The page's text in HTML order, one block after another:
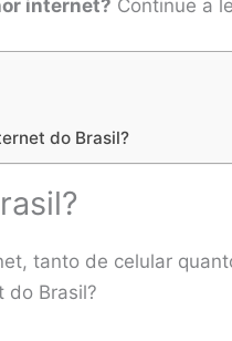
internet? Continue a
do Brasil?
tanto de celular
do Brasil?